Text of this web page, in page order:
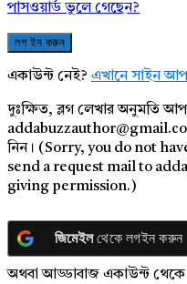
পাসওয়ার্ড ভুলে গেছেন?
একাউন্ট নেই? এখানে সাইন
দুঃক্ষিত, ব্লগ লেখার অনুমতি
নিন। (Sorry, you do not
send a request mail to
giving permission.)
জিমেইলথেকে লগইন করুন
অথবা আড্ডাবাজ একাউন্ট থেকে